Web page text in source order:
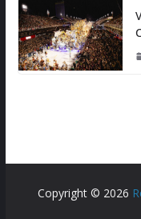
Copyright © 2026